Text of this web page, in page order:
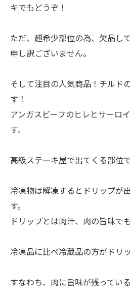
キでもどうぞ！
ただ、超希少部位の為、欠品し
申し訳ございません。
そして注目の人気商品！チルド
す！
アンガスビーフのヒレとサーロ
す。
高級ステーキ屋で出てくる部位で
冷凍物は解凍するとドリップが
す。
ドリップとは肉汁、肉の旨味で
冷凍品に比べ冷蔵品の方がドリ
すなわち、肉に旨味が残ってい